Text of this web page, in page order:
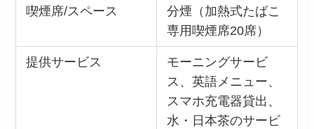
喫煙席/スペース
分煙（加熱式たばこ
専用喫煙席20席）
提供サービス
モーニングサービ
ス、英語メニュー、
スマホ充電器貸出、
水・日本茶のサービ